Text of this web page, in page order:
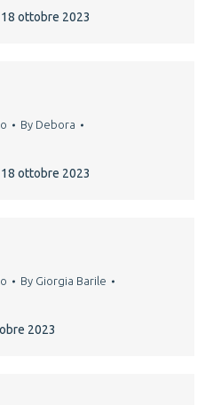
ottobre 2023
By Debora
ottobre 2023
By Giorgia Barile
2023